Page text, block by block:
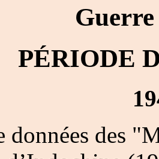
PÉRIODE
données des